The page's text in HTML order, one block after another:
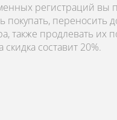
регистраций вы
покупать, переносить
также продлевать
составит 20%.